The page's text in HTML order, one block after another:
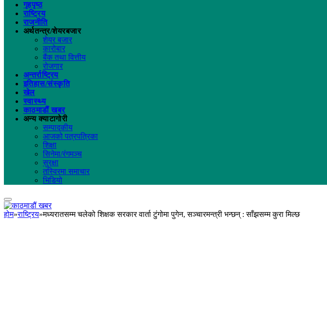
गृहपृष्ठ
राष्ट्रिय
राजनीति
अर्थतन्त्र/शेयरबजार
शेयर बजार
कारोबार
बैंक तथा वित्तीय
रोजगार
अन्तर्राष्ट्रिय
इतिहास/संस्कृति
खेल
स्वास्थ्य
काठमाडौं खबर
अन्य क्याटागोरी
सम्पादकीय
आजको पत्रपत्रिका
शिक्षा
सिनेमा/रंगमञ्च
सुरक्षा
तस्विरमा समाचार
भिडियो
होम»राष्ट्रिय»मध्यरातसम्म चलेको शिक्षक सरकार वार्ता टुंगोमा पुगेन, सञ्चारमन्त्री भन्छन् : साँझसम्म कुरा मिल्छ